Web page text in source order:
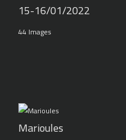
15-16/01/2022
44 Images
Marioules